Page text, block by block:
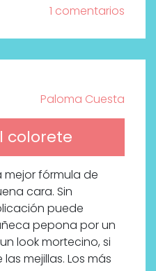
1 comentarios
Paloma Cuesta
colorete
mejor fórmula de
cara. Sin
puede
pepona por un
look mortecino, si
mejillas. Los más